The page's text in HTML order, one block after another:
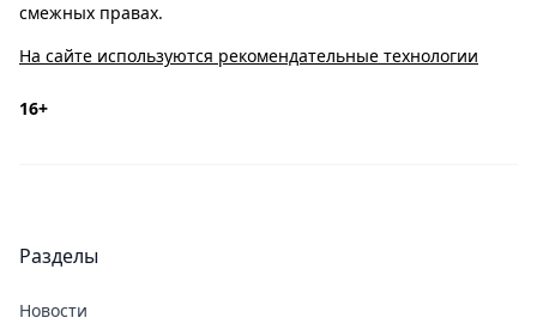
смежных правах.
На сайте используются рекомендательные технологии
16+
Разделы
Новости